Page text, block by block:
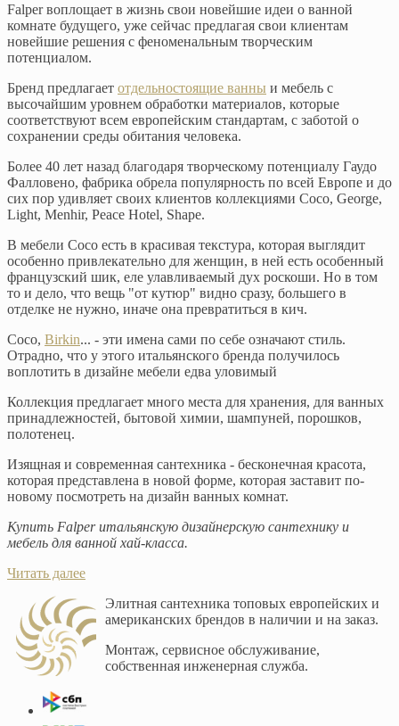
Falper воплощает в жизнь свои новейшие идеи о ванной
комнате будущего, уже сейчас предлагая свои клиентам
новейшие решения с феноменальным творческим
потенциалом.
Бренд предлагает отдельностоящие ванны и мебель с
высочайшим уровнем обработки материалов, которые
соответствуют всем европейским стандартам, с заботой о
сохранении среды обитания человека.
Более 40 лет назад благодаря творческому потенциалу Гаудо
Фалловено, фабрика обрела популярность по всей Европе и до
сих пор удивляет своих клиентов коллекциями Coco, George,
Light, Menhir, Peace Hotel, Shape.
В мебели Coco есть в красивая текстура, которая выглядит
особенно привлекательно для женщин, в ней есть особенный
французский шик, еле улавливаемый дух роскоши. Но в том
то и дело, что вещь "от кутюр" видно сразу, большего в
отделке не нужно, иначе она превратиться в кич.
Coco, Birkin... - эти имена сами по себе означают стиль.
Отрадно, что у этого итальянского бренда получилось
воплотить в дизайне мебели едва уловимый
Коллекция предлагает много места для хранения, для ванных
принадлежностей, бытовой химии, шампуней, порошков,
полотенец.
Изящная и современная сантехника - бесконечная красота,
которая представлена в новой форме, которая заставит по-
новому посмотреть на дизайн ванных комнат.
Купить Falper итальянскую дизайнерскую сантехнику и
мебель для ванной хай-класса.
Читать далее
Элитная сантехника топовых европейских и
американских брендов в наличии и на заказ.
Монтаж, сервисное обслуживание,
собственная инженерная служба.